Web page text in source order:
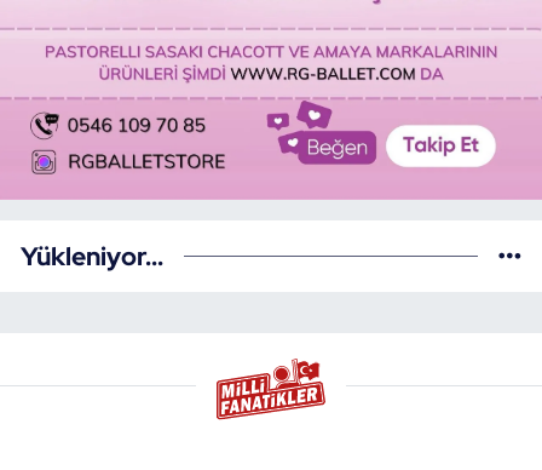
Yükleniyor...